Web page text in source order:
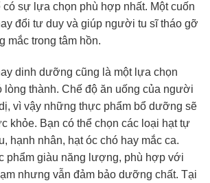
có sự lựa chọn phù hợp nhất. Một cuốn
đổi tư duy và giúp người tu sĩ tháo gỡ
mắc trong tâm hồn.
dinh dưỡng cũng là một lựa chọn
lòng thành. Chế độ ăn uống của người
vì vậy những thực phẩm bổ dưỡng sẽ
khỏe. Bạn có thể chọn các loại hạt tự
hạnh nhân, hạt óc chó hay mắc ca.
phẩm giàu năng lượng, phù hợp với
nhưng vẫn đảm bảo dưỡng chất. Tại